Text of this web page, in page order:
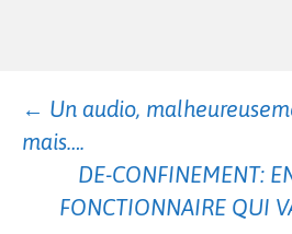
Navigation
des
← Un audio,
mais….
DE-CONFINEMENT:
FONCTIONNAIRE QUI